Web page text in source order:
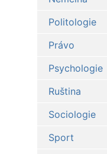
Politologie
Právo
Psychologie
Ruština
Sociologie
Sport